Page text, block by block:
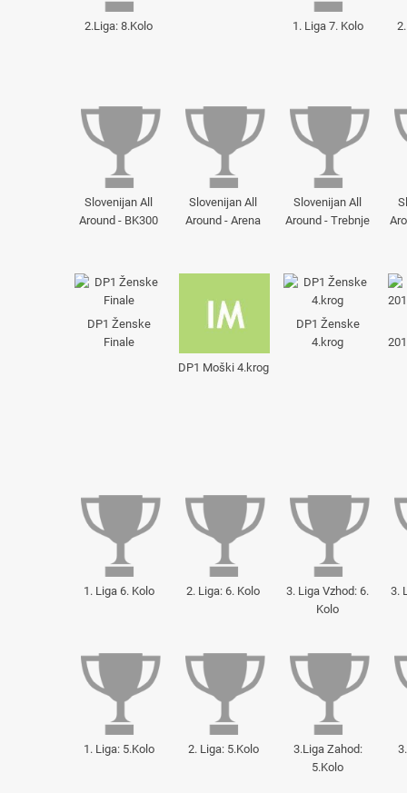
2.Liga: 8.Kolo 1. Liga 7. Kolo
Slovenijan All
Around - BK300
Slovenijan All
Around - Arena
Slovenijan All
Around - Trebnje
DP1 Ženske
Finale
DP1 Moški 4.krog
DP1 Ženske
4.krog
1. Liga 6. Kolo 2. Liga: 6. Kolo
3. Liga Vzhod: 6.
Kolo
3.
1. Liga: 5.Kolo 2. Liga: 5.Kolo
3.Liga Zahod:
5.Kolo